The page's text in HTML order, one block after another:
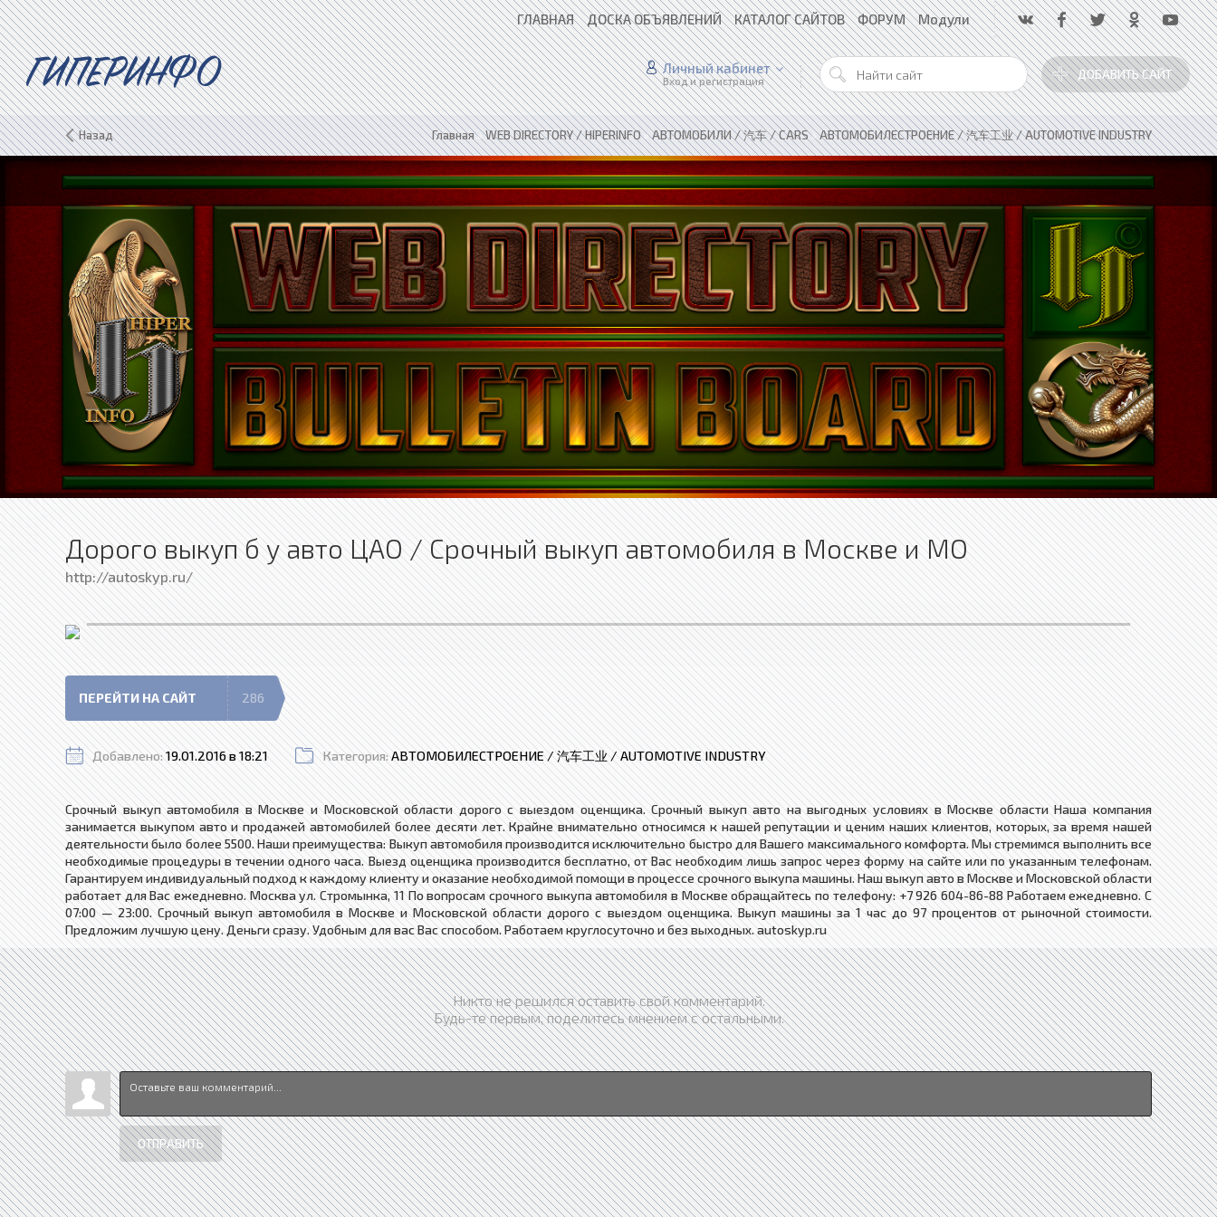
ГЛАВНАЯ ДОСКА ОБЪЯВЛЕНИЙ КАТАЛОГ САЙТОВ ФОРУМ Модули
ГИПЕРИНФО ДОБАВИТЬ САЙТ
Личный кабинет
Вход и регистрация
Назад Главная»WEB DIRECTORY / HIPERINFO»АВТОМОБИЛИ / 汽车 / CARS»АВТОМОБИЛЕСТРОЕНИЕ / 汽车工业 / AUTOMOTIVE INDUSTRY
Дорого выкуп б у авто ЦАО / Срочный выкуп автомобиля в Москве и МО
http://autoskyp.ru/
ПЕРЕЙТИ НА САЙТ 286
Добавлено:19.01.2016 в 18:21 Категория:АВТОМОБИЛЕСТРОЕНИЕ / 汽车工业 / AUTOMOTIVE INDUSTRY
Срочный выкуп автомобиля в Москве и Московской области дорого с выездом оценщика. Срочный выкуп авто на выгодных условиях в Москве области Наша компания
занимается выкупом авто и продажей автомобилей более десяти лет. Крайне внимательно относимся к нашей репутации и ценим наших клиентов, которых, за время нашей
деятельности было более 5500. Наши преимущества: Выкуп автомобиля производится исключительно быстро для Вашего максимального комфорта. Мы стремимся выполнить все
необходимые процедуры в течении одного часа. Выезд оценщика производится бесплатно, от Вас необходим лишь запрос через форму на сайте или по указанным телефонам.
Гарантируем индивидуальный подход к каждому клиенту и оказание необходимой помощи в процессе срочного выкупа машины. Наш выкуп авто в Москве и Московской области
работает для Вас ежедневно. Москва ул. Стромынка, 11 По вопросам срочного выкупа автомобиля в Москве обращайтесь по телефону: +7 926 604-86-88 Работаем ежедневно. С
07:00 — 23:00. Срочный выкуп автомобиля в Москве и Московской области дорого с выездом оценщика. Выкуп машины за 1 час до 97 процентов от рыночной стоимости.
Предложим лучшую цену. Деньги сразу. Удобным для вас Вас способом. Работаем круглосуточно и без выходных. autoskyp.ru
Никто не решился оставить свой комментарий.
Будь-те первым, поделитесь мнением с остальными.
ОТПРАВИТЬ